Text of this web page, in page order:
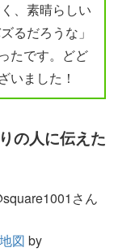
、素晴らしい
るだろうな」
たです。どど
いました！
の人に伝えた
さん
図 by